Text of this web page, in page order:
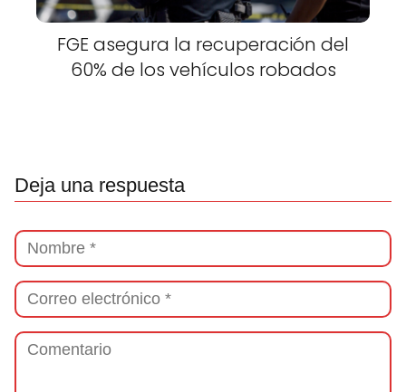
FGE asegura la recuperación del
60% de los vehículos robados
Deja una respuesta